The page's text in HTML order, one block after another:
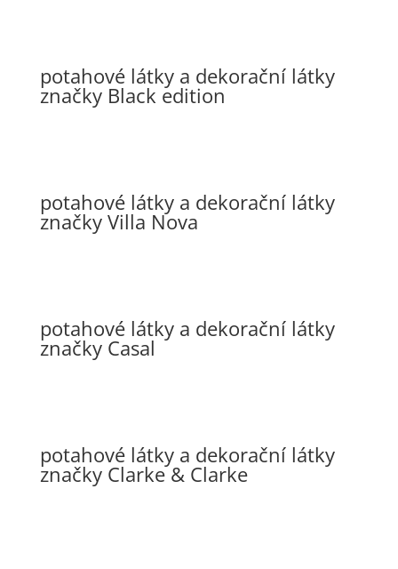
potahové látky a dekorační látky
značky Black edition
potahové látky a dekorační látky
značky Villa Nova
potahové látky a dekorační látky
značky Casal
potahové látky a dekorační látky
značky Clarke & Clarke